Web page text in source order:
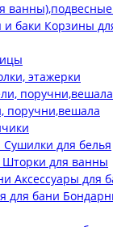
ванны),подвесные
Корзины
этажерки
поручни,вешала
Сушилки для белья
Шторки для ванны
Аксессуары для